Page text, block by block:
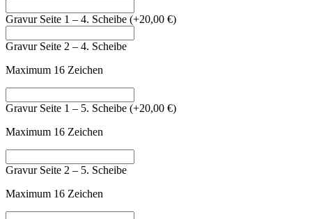
Gravur Seite 1 – 4. Scheibe (+20,00 €)
Gravur Seite 2 – 4. Scheibe
Maximum 16 Zeichen
Gravur Seite 1 – 5. Scheibe (+20,00 €)
Maximum 16 Zeichen
Gravur Seite 2 – 5. Scheibe
Maximum 16 Zeichen